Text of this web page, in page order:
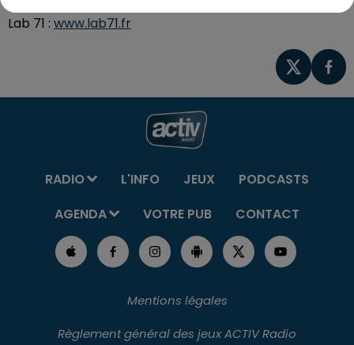
Lab 71 : www.lab71.fr
RADIO L'INFO JEUX
PODCASTS
AGENDA
VOTRE PUB CONTACT
Mentions légales
Règlement général des jeux ACTIV Radio